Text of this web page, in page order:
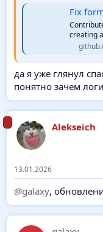
Fix format
creating
да я уже глянул
понятно зачем
Alekseich
13.01.2026
@galaxy,